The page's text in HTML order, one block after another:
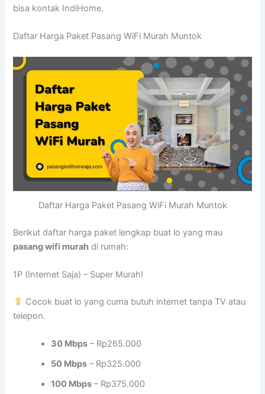
bisa kontak IndiHome.
Daftar Harga Paket Pasang WiFi Murah Muntok
Daftar Harga Paket Pasang WiFi Murah Muntok
Berikut daftar harga paket lengkap buat lo yang mau
pasang wifi murah di rumah:
1P (Internet Saja) – Super Murah!
Cocok buat lo yang cuma butuh internet tanpa TV atau
telepon.
30 Mbps – Rp265.000
50 Mbps – Rp325.000
100 Mbps – Rp375.000